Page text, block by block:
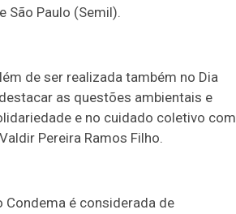
São Paulo (Semil).
de ser realizada também no Dia
as questões ambientais e
e no cuidado coletivo com
Pereira Ramos Filho.
Condema é considerada de